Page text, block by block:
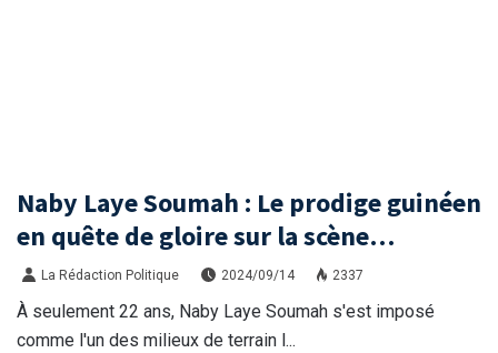
Naby Laye Soumah : Le prodige guinéen
en quête de gloire sur la scène
sénégalaise
La Rédaction Politique 2024/09/14 2337
À seulement 22 ans, Naby Laye Soumah s'est imposé
comme l'un des milieux de terrain l...